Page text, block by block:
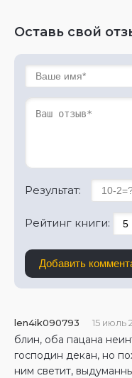
Оставь свой
Результат:
Рейтинг книги:
Добавить
len4ik090793 15 июль
блин, оба пацана
господин декан, но
ним светит,